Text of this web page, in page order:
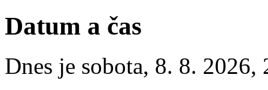
Datum a čas
Dnes je sobota, 8. 8. 2026,